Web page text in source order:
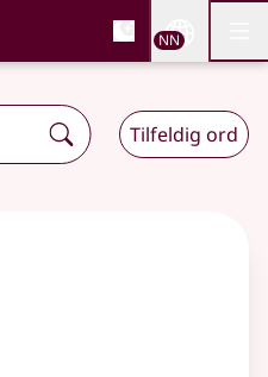
og
NN
Tilfeldig ord